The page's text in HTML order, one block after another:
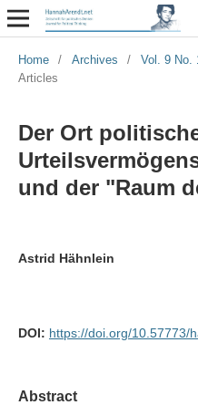
Home / Archives / Vol. 9 No.
Articles
Der Ort
und der "Raum
Astrid Hähnlein
DOI: https://doi.org/10.57773/
Abstract